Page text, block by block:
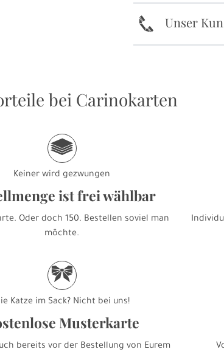
k Unser
bei Carinokarten
g
Keiner wird gezwungen
ist frei wählbar
Oder doch 150. Bestellen soviel man
möchte.
r
Katze im Sack? Nicht bei uns!
Musterkarte
bereits vor der Bestellung von Eurem